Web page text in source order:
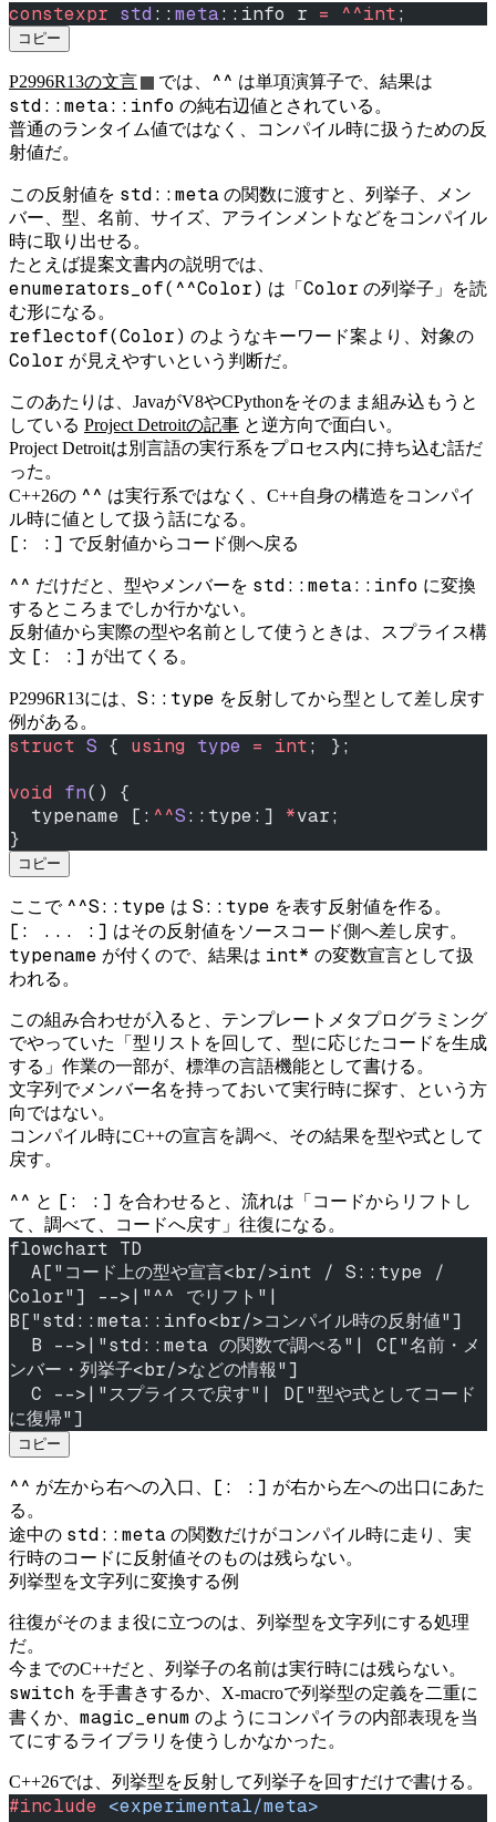
constexpr std :: meta::info r = ^^int;
コピー
P2996R13の文言 では、 ^^ は単項演算子で、結果は
std::meta::info の純右辺値とされている。
普通のランタイム値ではなく、コンパイル時に扱うための反
射値だ。
この反射値を std::meta の関数に渡すと、列挙子、メン
バー、型、名前、サイズ、アラインメントなどをコンパイル
時に取り出せる。
たとえば提案文書内の説明では、
enumerators_of(^^Color) は「 Color の列挙子」を読
む形になる。
reflectof(Color) のようなキーワード案より、対象の
Color が見えやすいという判断だ。
このあたりは、JavaがV8やCPythonをそのまま組み込もうと
している Project Detroitの記事 と逆方向で面白い。
Project Detroitは別言語の実行系をプロセス内に持ち込む話だ
った。
C++26の ^^ は実行系ではなく、C++自身の構造をコンパイ
ル時に値として扱う話になる。
[: :] で反射値からコード側へ戻る
^^ だけだと、型やメンバーを std::meta::info に変換
するところまでしか行かない。
反射値から実際の型や名前として使うときは、スプライス構
文 [: :] が出てくる。
P2996R13には、 S::type を反射してから型として差し戻す
例がある。
struct S { using type = int; };
void fn() {
  typename [:
^^S::type:] *var;
}
コピー
ここで ^^S::type は S::type を表す反射値を作る。
[: ... :] はその反射値をソースコード側へ差し戻す。
typename が付くので、結果は int* の変数宣言として扱
われる。
この組み合わせが入ると、テンプレートメタプログラミング
でやっていた「型リストを回して、型に応じたコードを生成
する」作業の一部が、標準の言語機能として書ける。
文字列でメンバー名を持っておいて実行時に探す、という方
向ではない。
コンパイル時にC++の宣言を調べ、その結果を型や式として
戻す。
^^ と [: :] を合わせると、流れは「コードからリフトし
て、調べて、コードへ戻す」往復になる。
flowchart TD
Color"] -->|"^^ でリフト"|
B["std::meta::info<br/>コンパイル時の反射値"]
ンバー・列挙子<br/>などの情報"]
に復帰"]
コピー
^^ が左から右への入口、 [: :] が右から左への出口にあた
る。
途中の std::meta の関数だけがコンパイル時に走り、実
行時のコードに反射値そのものは残らない。
列挙型を文字列に変換する例
往復がそのまま役に立つのは、列挙型を文字列にする処理
だ。
今までのC++だと、列挙子の名前は実行時には残らない。
switch を手書きするか、X-macroで列挙型の定義を二重に
書くか、 magic_enum のようにコンパイラの内部表現を当
てにするライブラリを使うしかなかった。
C++26では、列挙型を反射して列挙子を回すだけで書ける。
#include <experimental/meta>